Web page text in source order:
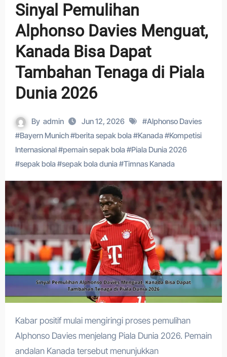
Sinyal Pemulihan
Alphonso Davies Menguat,
Kanada Bisa Dapat
Tambahan Tenaga di Piala
Dunia 2026
By admin Jun 12, 2026 #Alphonso Davies
#Bayern Munich#berita sepak bola#Kanada#Kompetisi
Internasional#pemain sepak bola#Piala Dunia 2026
#sepak bola#sepak bola dunia#Timnas Kanada
Kabar positif mulai mengiringi proses pemulihan
Alphonso Davies menjelang Piala Dunia 2026. Pemain
andalan Kanada tersebut menunjukkan